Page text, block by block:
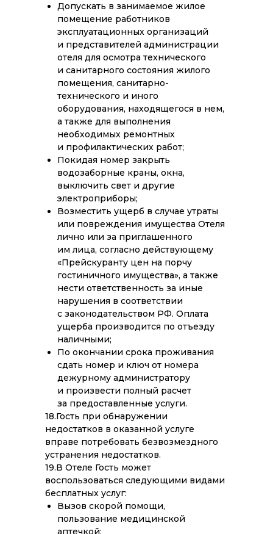
Допускать в занимаемое жилое
помещение работников
эксплуатационных организаций
и представителей администрации
отеля для осмотра технического
и санитарного состояния жилого
помещения, санитарно-
технического и иного
оборудования, находящегося в нем,
а также для выполнения
необходимых ремонтных
и профилактических работ;
Покидая номер закрыть
водозаборные краны, окна,
выключить свет и другие
электроприборы;
Возместить ущерб в случае утраты
или повреждения имущества Отеля
лично или за приглашенного
им лица, согласно действующему
«Прейскуранту цен на порчу
гостиничного имущества», а также
нести ответственность за иные
нарушения в соответствии
с законодательством РФ. Оплата
ущерба производится по отъезду
наличными;
По окончании срока проживания
сдать номер и ключ от номера
дежурному администратору
и произвести полный расчет
за предоставленные услуги.
18.Гость при обнаружении
недостатков в оказанной услуге
вправе потребовать безвозмездного
устранения недостатков.
19.В Отеле Гость может
воспользоваться следующими видами
бесплатных услуг:
Вызов скорой помощи,
пользование медицинской
аптечкой;